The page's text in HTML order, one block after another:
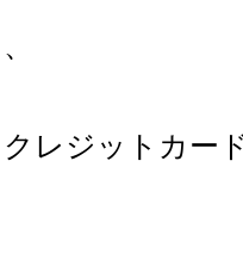
クレジットカー